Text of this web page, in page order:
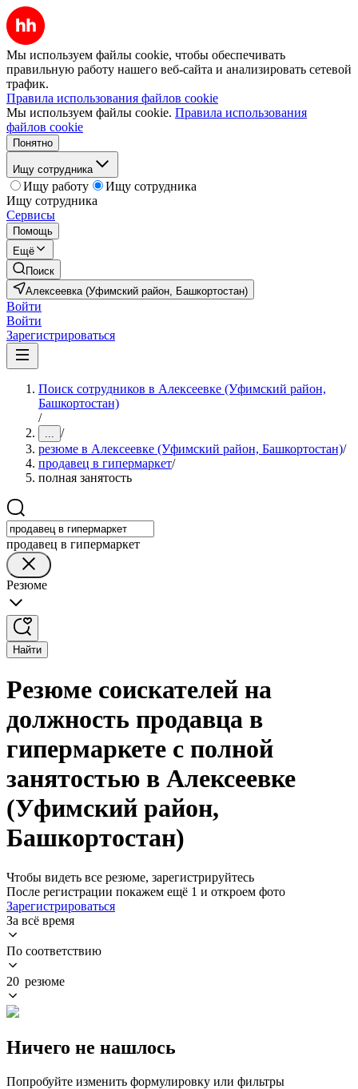
Мы используем файлы cookie, чтобы обеспечивать
правильную работу нашего веб-сайта и анализировать сетевой
трафик.
Правила использования файлов cookie
Мы используем файлы cookie. Правила использования
файлов cookie
Понятно
Ищу сотрудника
Ищу работу
Ищу сотрудника
Ищу сотрудника
Сервисы
Помощь
Ещё
Поиск
Алексеевка (Уфимский район, Башкортостан)
Войти
Войти
Зарегистрироваться
Поиск сотрудников в Алексеевке (Уфимский район,
Башкортостан)
/
... /
резюме в Алексеевке (Уфимский район, Башкортостан)/
продавец в гипермаркет/
полная занятость
продавец в гипермаркет
Резюме
Найти
Резюме соискателей на
должность продавца в
гипермаркете с полной
занятостью в Алексеевке
(Уфимский район,
Башкортостан)
Чтобы видеть все резюме, зарегистрируйтесь
После регистрации покажем ещё 1 и откроем фото
Зарегистрироваться
За всё время
По соответствию
20 резюме
Ничего не нашлось
Попробуйте изменить формулировку или фильтры